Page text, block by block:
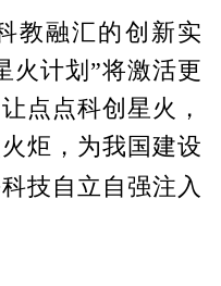
教融汇的创新实
火计划”将激活更
点点科创星火，
炬，为我国建设
技自立自强注入